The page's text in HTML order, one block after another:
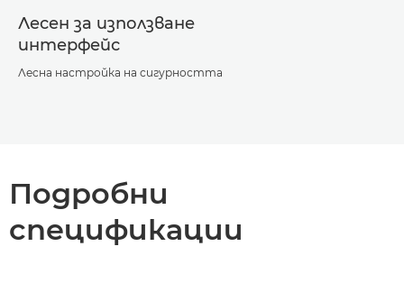
Лесен за използване
интерфейс
Лесна настройка на сигурността
Подробни
спецификации